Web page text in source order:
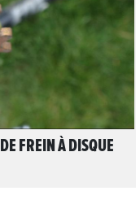
FREIN À DISQUE